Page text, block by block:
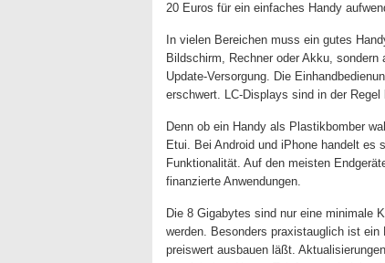
20 Euros für ein einfaches Handy
In vielen Bereichen muss ein gutes
Bildschirm, Rechner oder Akku,
Update-Versorgung. Die
erschwert. LC-Displays sind in der
Denn ob ein Handy als Plastikbomber
Etui. Bei Android und iPhone handelt es
Funktionalität. Auf den meisten
finanzierte Anwendungen.
Die 8 Gigabytes sind nur eine minimale
werden. Besonders praxistauglich ist
preiswert ausbauen läßt.